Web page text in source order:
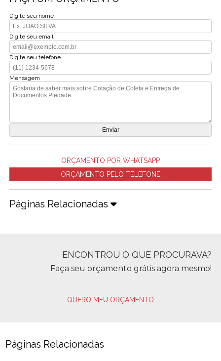
Digite seu nome
Digite seu email
Digite seu telefone
Mensagem
ORÇAMENTO POR WHATSAPP
ORÇAMENTO PELO TELEFONE
Páginas Relacionadas
ENCONTROU O QUE PROCURAVA?
Faça seu orçamento grátis agora mesmo!
QUERO MEU ORÇAMENTO
Páginas Relacionadas